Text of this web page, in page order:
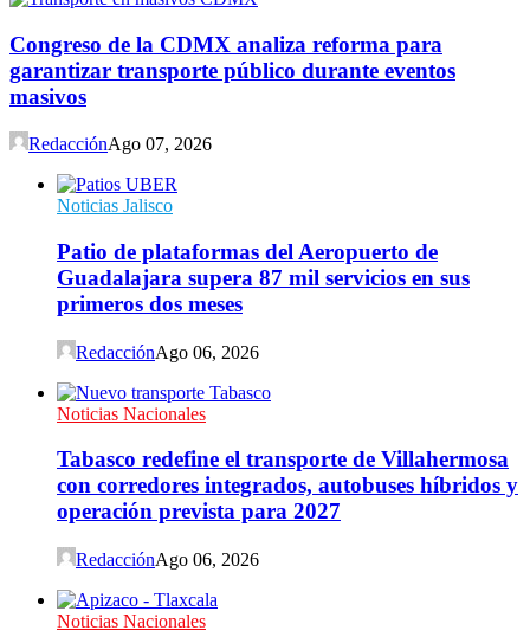
Congreso de la CDMX analiza reforma para
garantizar transporte público durante eventos
masivos
RedacciónAgo 07, 2026
Noticias Jalisco
Patio de plataformas del Aeropuerto de
Guadalajara supera 87 mil servicios en sus
primeros dos meses
RedacciónAgo 06, 2026
Noticias Nacionales
Tabasco redefine el transporte de Villahermosa
con corredores integrados, autobuses híbridos y
operación prevista para 2027
RedacciónAgo 06, 2026
Noticias Nacionales